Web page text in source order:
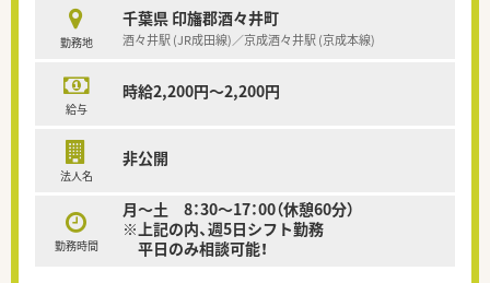
勤務地
千葉県 印旛郡酒々井町
酒々井駅 (JR成田線)／京成酒々井駅 (京成本線)
給与
時給2,200円～2,200円
法人名
非公開
勤務時間
月～土 8：30～17：00（休憩60分）
※上記の内、週5日シフト勤務
平日のみ相談可能！